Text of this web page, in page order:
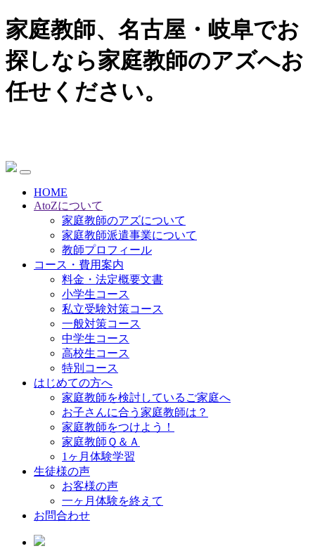
家庭教師、名古屋・岐阜でお
探しなら家庭教師のアズへお
任せください。
HOME
AtoZについて
家庭教師のアズについて
家庭教師派遣事業について
教師プロフィール
コース・費用案内
料金・法定概要文書
小学生コース
私立受験対策コース
一般対策コース
中学生コース
高校生コース
特別コース
はじめての方へ
家庭教師を検討しているご家庭へ
お子さんに合う家庭教師は？
家庭教師をつけよう！
家庭教師Ｑ＆Ａ
1ヶ月体験学習
生徒様の声
お客様の声
一ヶ月体験を終えて
お問合わせ